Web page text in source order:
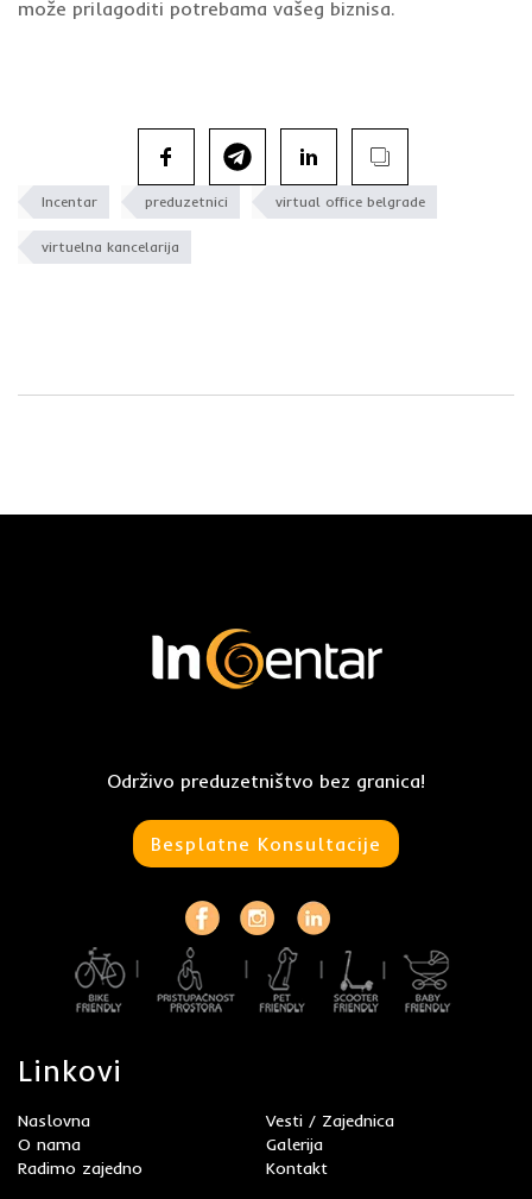
može prilagoditi potrebama vašeg biznisa.
Incentar preduzetnici virtual office belgrade
virtuelna kancelarija
Održivo preduzetništvo bez granica!
Besplatne Konsultacije
Linkovi
Naslovna
O nama
Radimo zajedno
Vesti / Zajednica
Galerija
Kontakt